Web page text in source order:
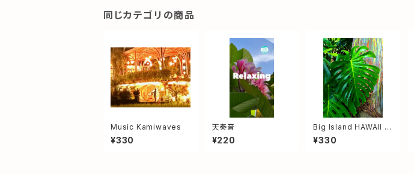
同じカテゴリの商品
Music Kamiwaves
¥330
天奏音
¥220
Big Island HAWAII &
HandPan
¥330